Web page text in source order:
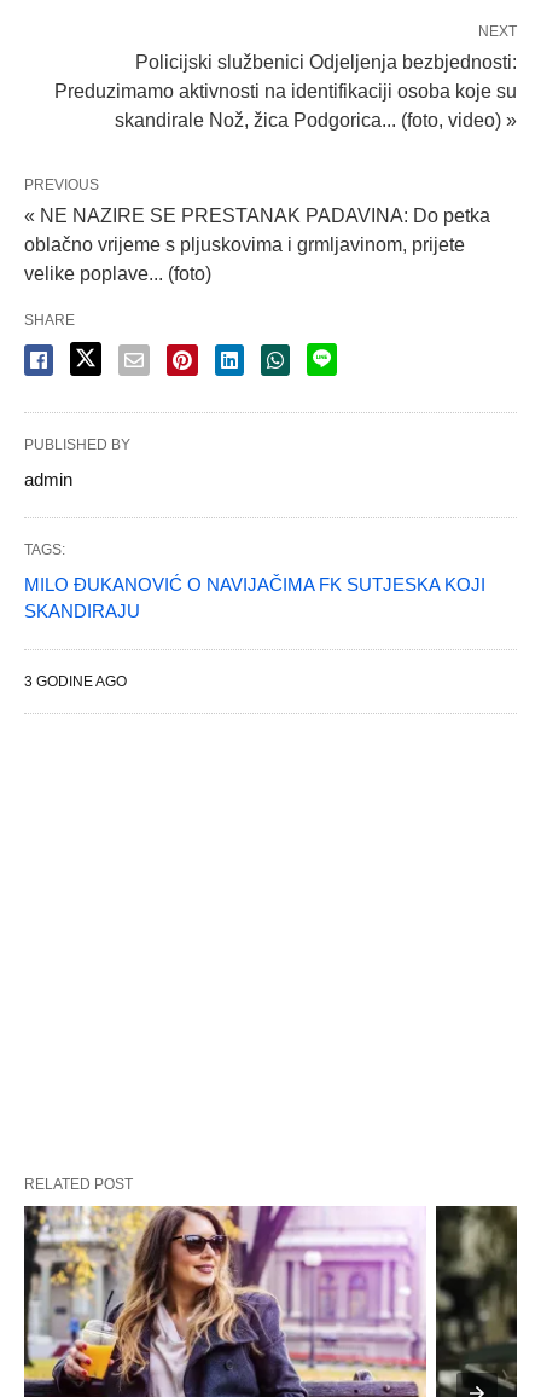
NEXT
Policijski službenici Odjeljenja bezbjednosti:
Preduzimamo aktivnosti na identifikaciji osoba koje su
skandirale Nož, žica Podgorica... (foto, video) »
PREVIOUS
« NE NAZIRE SE PRESTANAK PADAVINA: Do petka
oblačno vrijeme s pljuskovima i grmljavinom, prijete
velike poplave... (foto)
SHARE
PUBLISHED BY
admin
TAGS:
MILO ĐUKANOVIĆ O NAVIJAČIMA FK SUTJESKA KOJI
SKANDIRAJU
3 GODINE AGO
RELATED POST